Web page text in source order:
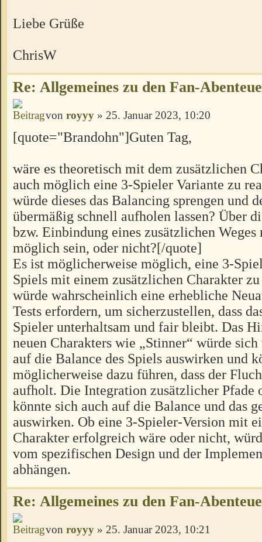
Liebe Grüße
ChrisW
Re: Allgemeines zu den Fan-
von royyy » 25. Januar 2023, 10:20
[quote="Brandohn"]Guten Tag,
wäre es theoretisch mit dem zusätzlichen
auch möglich eine 3-Spieler Variante zu
würde dieses das Balancing sprengen und
übermäßig schnell aufholen lassen? Über
bzw. Einbindung eines zusätzlichen Weges
möglich sein, oder nicht?[/quote]
Es ist möglicherweise möglich, eine 3-
Spiels mit einem zusätzlichen Charakter
würde wahrscheinlich eine erhebliche
Tests erfordern, um sicherzustellen, dass
Spieler unterhaltsam und fair bleibt. Das
neuen Charakters wie „Stinner“ würde
auf die Balance des Spiels auswirken und
möglicherweise dazu führen, dass der
aufholt. Die Integration zusätzlicher Pfade
könnte sich auch auf die Balance und das
auswirken. Ob eine 3-Spieler-Version mit
Charakter erfolgreich wäre oder nicht,
vom spezifischen Design und der
abhängen.
Re: Allgemeines zu den Fan-
von royyy » 25. Januar 2023, 10:21